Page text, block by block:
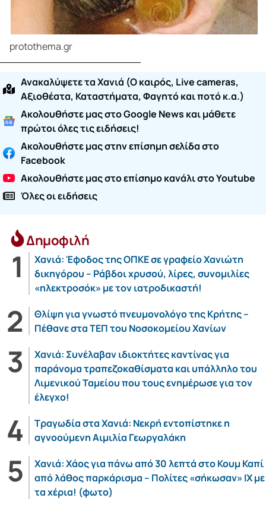
protothema.gr
Ανακαλύψετε τα Χανιά (O καιρός, Live cameras,
Αξιοθέατα, Καταστήματα, Φαγητό και ποτό κ.α.)
Ακολουθήστε μας στο Google News και μάθετε
πρώτοι όλες τις ειδήσεις!
Ακολουθήστε μας στην επίσημη σελίδα στο
Facebook
Ακολουθήστε μας στο επίσημο κανάλι στο Youtube
Όλες οι ειδήσεις
Δημοφιλή
Χανιά: Έφοδος της ΟΠΚΕ σε γραφείο Χανιώτη
δικηγόρου – Ράβδοι χρυσού, λίρες, συνομιλίες
«ηλεκτροσόκ» με τον ιατροδικαστή!
Θλίψη για γνωστό πνευμονολόγο της Κρήτης –
Πέθανε στα ΤΕΠ του Νοσοκομείου Χανίων
Χανιά: Συνέλαβαν ιδιοκτήτες καντίνας για
παράνομα τραπεζοκαθίσματα και υπάλληλο του
Λιμενικού Ταμείου που τους ενημέρωσε για τον
έλεγχο!
Τραγωδία στα Χανιά: Νεκρή εντοπίστηκε η
αγνοούμενη Αιμιλία Γεωργαλάκη
Χανιά: Χάος για πάνω από 30 λεπτά στο Κουμ Καπί
από λάθος παρκάρισμα – Πολίτες «σήκωσαν» ΙΧ με
τα χέρια! (φωτο)